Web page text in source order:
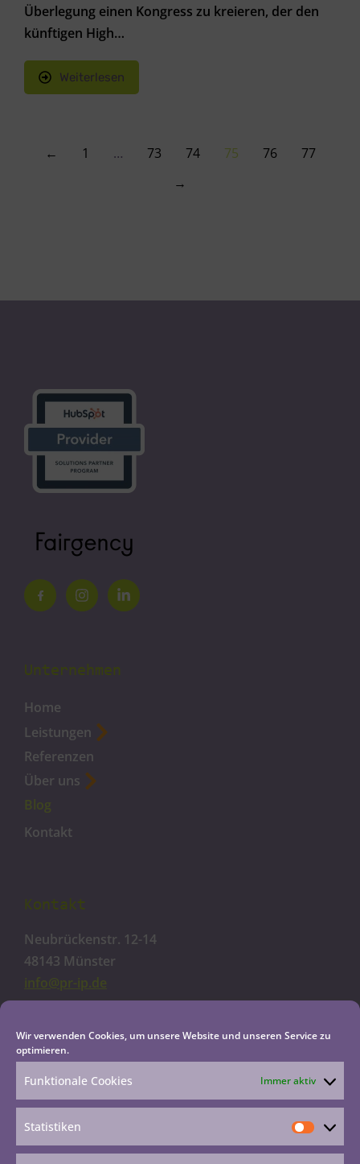
Wir verwenden Cookies, um unsere Website und unseren Service zu
optimieren.
Funktionale Cookies Immer aktiv
Statistiken
Überlegung einen Kongress zu kreieren, der den
künftigen High…
Weiterlesen
← 1 … 73 74 75 76
77
→
Unternehmen
Home
Leistungen
Referenzen
Über uns
Blog
Kontakt
Kontakt
Neubrückenstr. 12-14
48143 Münster
info@pr-ip.de
Cookie-Richtlinie
Datenschutzerklärung
Impressum
Haftungsausschluss